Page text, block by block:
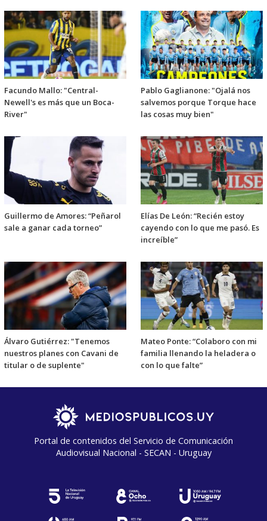
Facundo Mallo: "Central-
Newell's es más que un Boca-
River"
Pablo Gaglianone: "Ojalá nos
salvemos porque Torque hace
las cosas muy bien"
Guillermo de Amores: “Peñarol
sale a ganar cada torneo”
Elías De León: “Recién estoy
cayendo con lo que me pasó. Es
increíble”
Álvaro Gutiérrez: "Tenemos
nuestros planes con Cavani de
titular o de suplente"
Mateo Ponte: “Colaboro con mi
familia llenando la heladera o
con lo que falte”
Portal de contenidos del Servicio de Comunicación
Audiovisual Nacional - SECAN - Uruguay